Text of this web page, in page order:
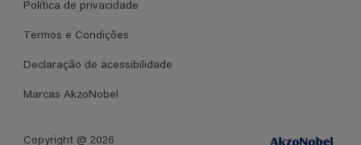
Política de privacidade
Termos e Condições
Declaração de acessibilidade
Marcas AkzoNobel
Copyright @ 2026